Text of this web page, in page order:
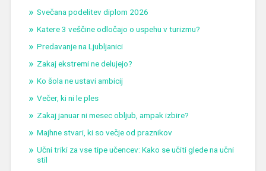
Svečana podelitev diplom 2026
Katere 3 veščine odločajo o uspehu v turizmu?
Predavanje na Ljubljanici
Zakaj ekstremi ne delujejo?
Ko šola ne ustavi ambicij
Večer, ki ni le ples
Zakaj januar ni mesec obljub, ampak izbire?
Majhne stvari, ki so večje od praznikov
Učni triki za vse tipe učencev: Kako se učiti glede na učni
stil